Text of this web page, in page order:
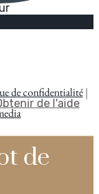
de confidentialité|
de l'aide
de